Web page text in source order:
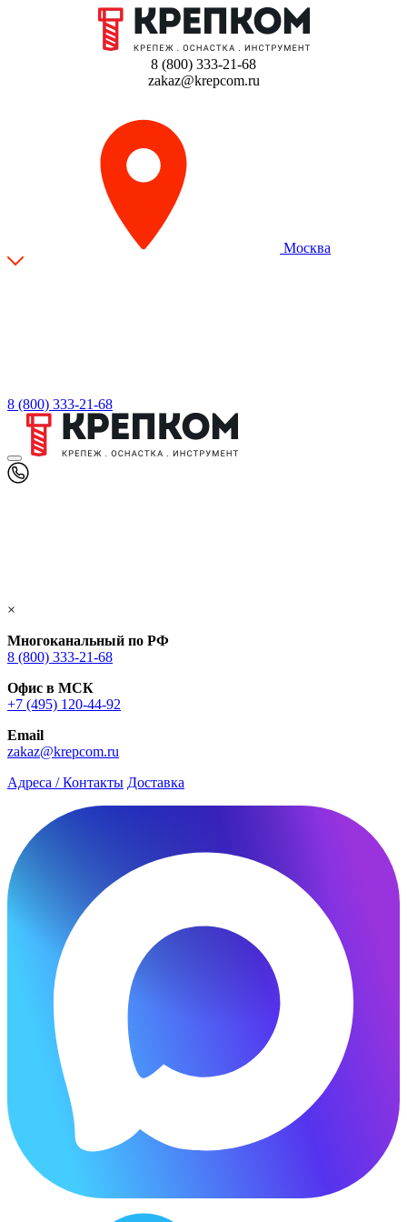
8 (800) 333-21-68
zakaz@krepcom.ru
Москва
8 (800) 333-21-68
×
Многоканальный по РФ
8 (800) 333‑21-68
Офис в МСК
+7 (495) 120-44-92
Email
zakaz@krepcom.ru
Адреса / Контакты Доставка